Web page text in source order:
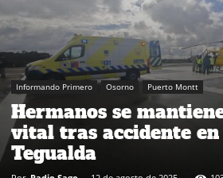
Informando Primero Osorno Puerto Montt
Hermanos se
vital tras accidente
Tegualda